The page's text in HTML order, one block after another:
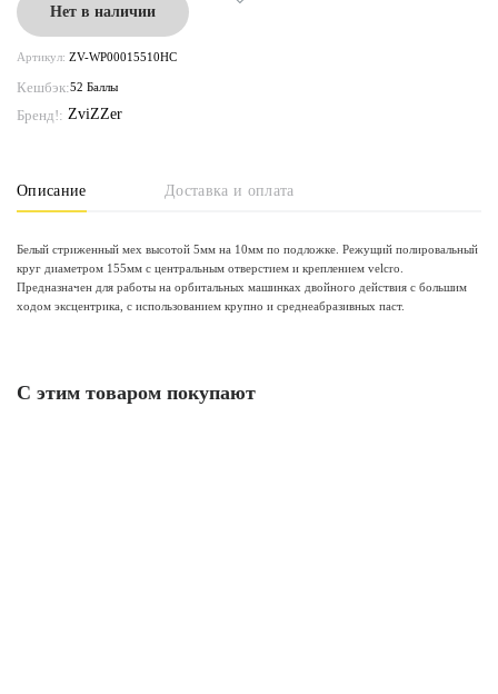
Нет в наличии
Артикул: ZV-WP00015510HC
Кешбэк:52 Баллы
Бренд!: ZviZZer
Описание Доставка и оплата
Белый стриженный мех высотой 5мм на 10мм по подложке. Режущий полировальный
круг диаметром 155мм с центральным отверстием и креплением velcro.
Предназначен для работы на орбитальных машинках двойного действия с большим
ходом эксцентрика, с использованием крупно и среднеабразивных паст.
С этим товаром покупают